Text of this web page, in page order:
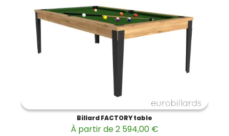
Billard FACTORY table
À partir de 2 594,00 €